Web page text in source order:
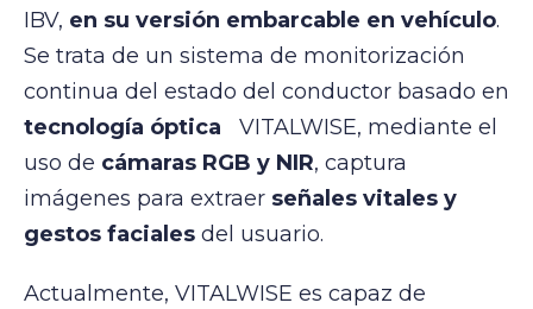
IBV, en su versión embarcable en vehículo.
Se trata de un sistema de monitorización
continua del estado del conductor basado en
tecnología óptica VITALWISE, mediante el
uso de cámaras RGB y NIR, captura
imágenes para extraer señales vitales y
gestos faciales del usuario.
Actualmente, VITALWISE es capaz de